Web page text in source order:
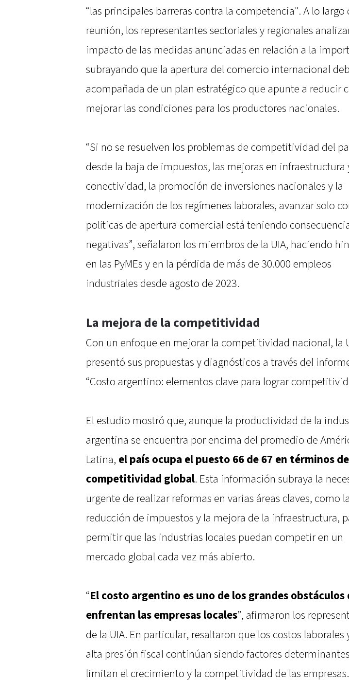
“las principales barreras contra la competencia". A lo largo
reunión, los representantes sectoriales y regionales
impacto de las medidas anunciadas en relación a la
subrayando que la apertura del comercio internacional
acompañada de un plan estratégico que apunte a reducir
mejorar las condiciones para los productores nacionales.
“Si no se resuelven los problemas de competitividad del
desde la baja de impuestos, las mejoras en infraestructura
conectividad, la promoción de inversiones nacionales y la
modernización de los regímenes laborales, avanzar solo
políticas de apertura comercial está teniendo
negativas”, señalaron los miembros de la UIA, haciendo
en las PyMEs y en la pérdida de más de 30.000 empleos
industriales desde agosto de 2023.
La mejora de la competitividad
Con un enfoque en mejorar la competitividad nacional, la
presentó sus propuestas y diagnósticos a través del
“Costo argentino: elementos clave para lograr
El estudio mostró que, aunque la productividad de la
argentina se encuentra por encima del promedio de
Latina, el país ocupa el puesto 66 de 67 en términos de
competitividad global. Esta información subraya la
urgente de realizar reformas en varias áreas claves, como la
reducción de impuestos y la mejora de la infraestructura,
permitir que las industrias locales puedan competir en un
mercado global cada vez más abierto.
“El costo argentino es uno de los grandes obstáculos
enfrentan las empresas locales”, afirmaron los
de la UIA. En particular, resaltaron que los costos laborales
alta presión fiscal continúan siendo factores
limitan el crecimiento y la competitividad de las